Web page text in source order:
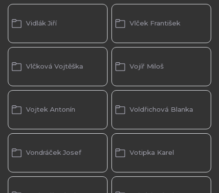
Vidlák Jiří Vlček František
Vlčková Vojtěška Vojíř Miloš
Vojtek Antonín Voldřichová Blanka
Vondráček Josef Votipka Karel